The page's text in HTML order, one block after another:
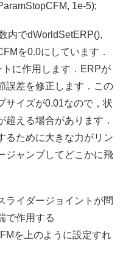
1e-5);
内でdWorldSetERP(),
を0.0にしています．
に作用します．ERPが
誤差を修正します．この
サイズが0.01なので，状
える場合があります．
るために大きな力がリン
ジャンプしてどこかに飛
ライダージョイントが問
で作用する
を上のように設定すれ